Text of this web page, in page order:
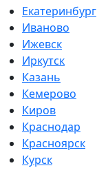
Екатеринбург
Иваново
Ижевск
Иркутск
Казань
Кемерово
Киров
Краснодар
Красноярск
Курск